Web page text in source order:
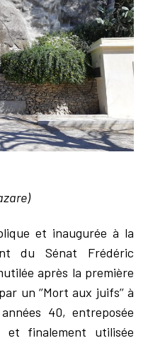
et inaugurée à la
du Sénat Frédéric
après la première
un ‘’Mort aux juifs’’ à
40, entreposée
et finalement utilisée